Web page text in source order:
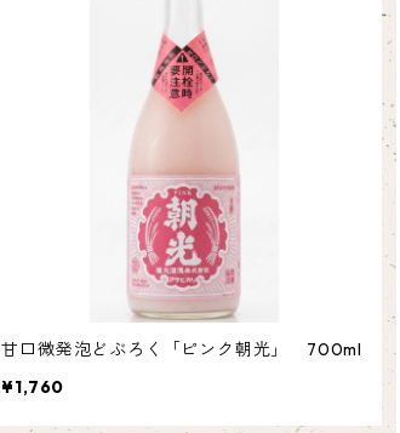
甘口微発泡どぶろく「ピンク朝光」 700ml
¥1,760